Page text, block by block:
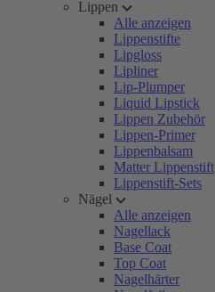
Lippen
Alle anzeigen
Lippenstifte
Lipgloss
Lipliner
Lip-Plumper
Liquid Lipstick
Lippen Zubehör
Lippen-Primer
Lippenbalsam
Matter Lippenstift
Lippenstift-Sets
Nägel
Alle anzeigen
Nagellack
Base Coat
Top Coat
Nagelhärter